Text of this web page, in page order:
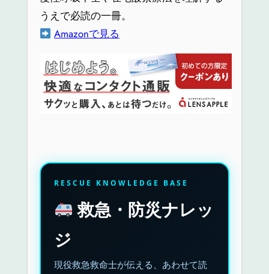
うえで必読の一冊。
Amazonで見る
RESCUE KNOWLEDGE BASE
救急・防災ナレッ
ジ
現役救急救命士が伝える、あわせて読